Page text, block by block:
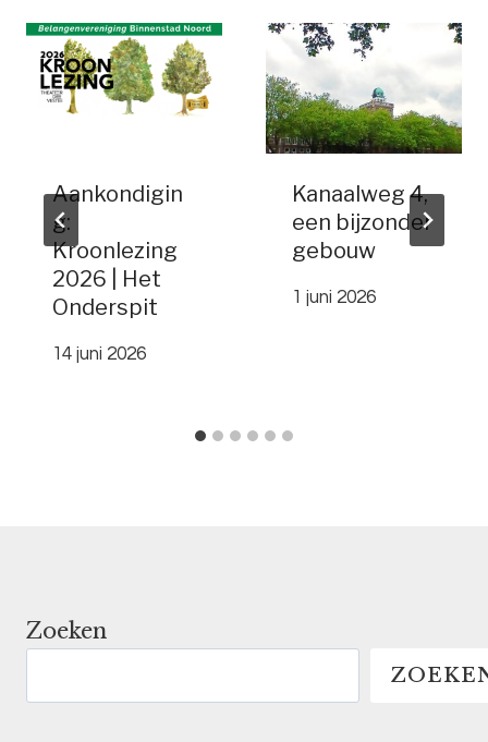
Aankondigin
g:
Kroonlezing
2026 | Het
Onderspit
14 juni 2026
Kanaalweg 4,
een bijzonder
gebouw
1 juni 2026
Zoeken